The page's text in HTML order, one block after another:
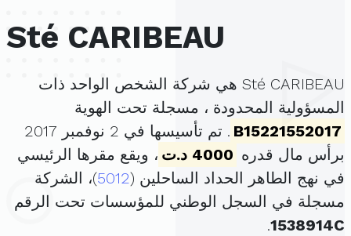
Sté CARIBEAU
Sté CARIBEAU هي شركة الشخص الواحد ذات
المسؤولية المحدودة ، مسجلة تحت الهوية
B15221552017
. تم تأسيسها في 2 نوفمبر 2017
برأس مال قدره 4000 د.ت
، ويقع مقرها الرئيسي
في نهج الطاهر الحداد الساحلين (5012)، الشركة
مسجلة في السجل الوطني للمؤسسات تحت الرقم
1538914C
.